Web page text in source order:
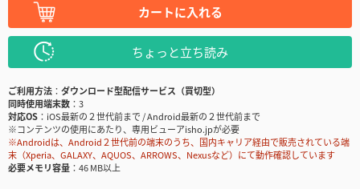
カートに入れる
ちょっと立ち読み
ご利用方法
ダウンロード型配信サービス（買切型）
同時使用端末数
3
対応OS
iOS最新の２世代前まで / Android最新の２世代前まで
※コンテンツの使用にあたり、専用ビューアisho.jpが必要
※Androidは、Android２世代前の端末のうち、国内キャリア経由で販売されている端
末（Xperia、GALAXY、AQUOS、ARROWS、Nexusなど）にて動作確認しています
必要メモリ容量
46 MB以上